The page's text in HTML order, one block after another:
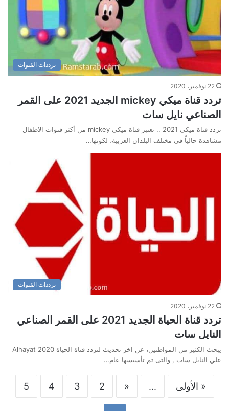
ترددات القنوات
22 نوفمبر، 2020
تردد قناة ميكي mickey الجديد 2021 على القمر
الصناعي نايل سات
تردد قناة ميكي 2021 .. تعتبر قناة ميكي mickey من أكثر قنوات الاطفال
مشاهدة حالياً في مختلف البلدان العربية، لكونها…
ترددات القنوات
22 نوفمبر، 2020
تردد قناة الحياة الجديد 2021 على القمر الصناعي
النايل سات
يبحث الكثير من المواطنين، عن اخر تحديث لتردد قناة الحياة Alhayat 2020
علي النايل سات , والتى تم تأسيسها عام…
« الأولى ...
«
2
3
4
5